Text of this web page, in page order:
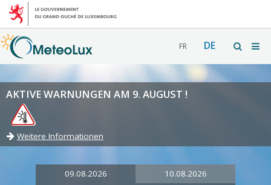
FR DE
AKTIVE WARNUNGEN AM 9. AUGUST !
Weitere Informationen
09.08.2026 10.08.2026